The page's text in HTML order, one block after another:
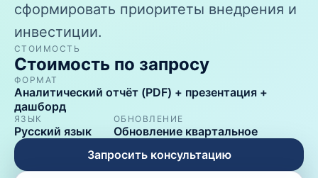
сформировать приоритеты внедрения и
инвестиции.
СТОИМОСТЬ
Стоимость по запросу
ФОРМАТ
Аналитический отчёт (PDF) + презентация +
дашборд
ЯЗЫК
Русский язык
ОБНОВЛЕНИЕ
Обновление квартальное
Запросить консультацию